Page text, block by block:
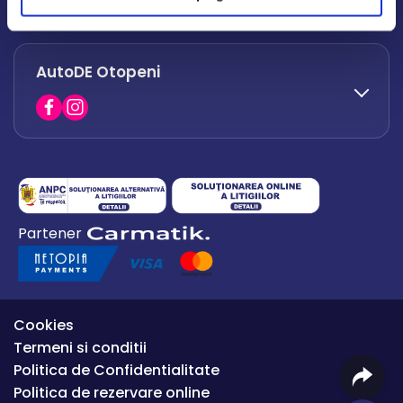
office.afumati@autode.ro
0730 063 852
0730 063 851
AutoDE Otopeni
0754 649 360
office.premium@autode.ro
Partener
Cookies
Termeni si conditii
Politica de Confidentialitate
Politica de rezervare online